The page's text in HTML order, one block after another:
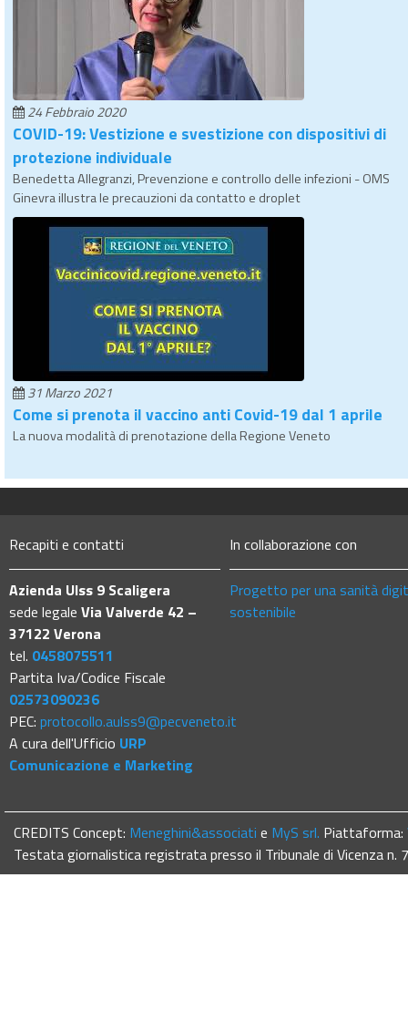
24 Febbraio 2020
COVID-19: Vestizione e svestizione con dispositivi di
protezione individuale
Benedetta Allegranzi, Prevenzione e controllo delle infezioni - OMS
Ginevra illustra le precauzioni da contatto e droplet
31 Marzo 2021
Come si prenota il vaccino anti Covid-19 dal 1 aprile
La nuova modalità di prenotazione della Regione Veneto
Recapiti e contatti
Azienda Ulss 9 Scaligera
sede legale Via Valverde 42 –
37122 Verona
tel. 0458075511
Partita Iva/Codice Fiscale
02573090236
PEC: protocollo.aulss9@pecveneto.it
A cura dell'Ufficio URP
Comunicazione e Marketing
In collaborazione con
Progetto per una sanità
sostenibile
CREDITS Concept: Meneghini&associati e MyS srl. Piattaforma:
Testata giornalistica registrata presso il Tribunale di Vicenza n.